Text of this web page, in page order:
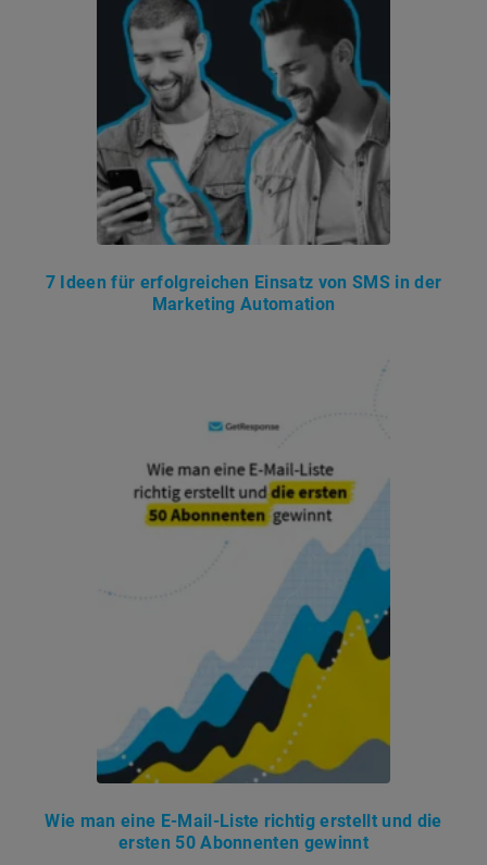
7 Ideen für erfolgreichen Einsatz von SMS in der
Marketing Automation
Wie man eine E-Mail-Liste richtig erstellt und die
ersten 50 Abonnenten gewinnt